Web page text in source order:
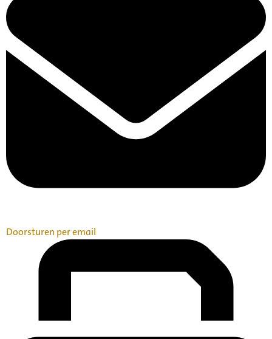
Doorsturen per email